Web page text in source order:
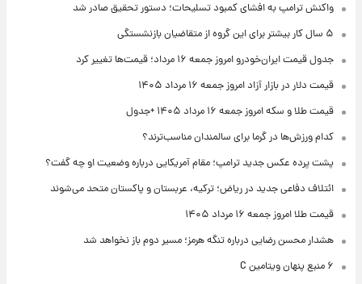
واکنش ترامپ به افشای کمبود تسلیحات؛ دستور تحقیق صادر شد
۵ سال کار بیشتر برای این گروه از متقاضیان بازنشستگی
جدول قیمت ایران‌خودرو امروز جمعه ۱۶ مرداد؛ قیمت‌ها تغییر کرد
قیمت دلار در بازار آزاد امروز جمعه ۱۶ مرداد ۱۴۰۵
قیمت طلا و سکه امروز جمعه ۱۶ مرداد ۱۴۰۵ +جدول
کدام ورزش‌ها در گرما برای سالمندان مناسب‌ترند؟
پشت پرده عکس جدید ترامپ؛ مقام آمریکایی درباره وضعیت او چه گفت؟
ائتلاف دفاعی جدید در ریاض؛ ترکیه، عربستان و پاکستان متحد می‌شوند
قیمت طلا امروز جمعه ۱۶ مرداد ۱۴۰۵
هشدار محسن رضایی درباره تنگه هرمز؛ مسیر دوم باز نخواهد شد
۶ منبع پنهان ویتامین C